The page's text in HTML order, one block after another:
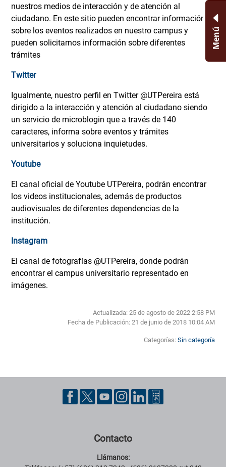
nuestros medios de interacción y de atención al
ciudadano. En este sitio pueden encontrar información
sobre los eventos realizados en nuestro campus y
pueden solicitarnos información sobre diferentes
trámites
Twitter
Igualmente, nuestro perfil en Twitter @UTPereira está
dirigido a la interacción y atención al ciudadano siendo
un servicio de microblogin que a través de 140
caracteres, informa sobre eventos y trámites
universitarios y soluciona inquietudes.
Youtube
El canal oficial de Youtube UTPereira, podrán encontrar
los videos institucionales, además de productos
audiovisuales de diferentes dependencias de la
institución.
Instagram
El canal de fotografías @UTPereira, donde podrán
encontrar el campus universitario representado en
imágenes.
Actualizada: 25 de agosto de 2022 2:58 PM
Fecha de Publicación: 21 de junio de 2018 10:04 AM
Categorías: Sin categoría
Menú
Pie de página con información de contacto, redes sociales y datos
Contacto
Llámanos: